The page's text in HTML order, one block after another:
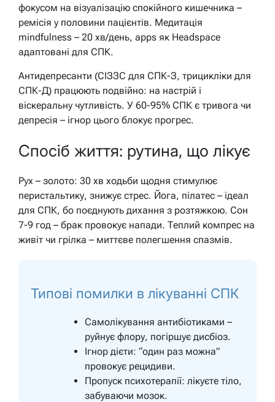
фокусом на візуалізацію спокійного кишечника –
ремісія у половини пацієнтів. Медитація
mindfulness – 20 хв/день, apps як Headspace
адаптовані для СПК.
Антидепресанти (СІЗЗС для СПК-З, трицикліки для
СПК-Д) працюють подвійно: на настрій і
віскеральну чутливість. У 60-95% СПК є тривога чи
депресія – ігнор цього блокує прогрес.
Спосіб життя: рутина, що лікує
Рух – золото: 30 хв ходьби щодня стимулює
перистальтику, знижує стрес. Йога, пілатес – ідеал
для СПК, бо поєднують дихання з розтяжкою. Сон
7-9 год – брак провокує напади. Теплий компрес на
живіт чи грілка – миттєве полегшення спазмів.
Типові помилки в лікуванні СПК
Самолікування антибіотиками –
руйнує флору, погіршує дисбіоз.
Ігнор дієти: “один раз можна”
провокує рецидиви.
Пропуск психотерапії: лікуєте тіло,
забуваючи мозок.